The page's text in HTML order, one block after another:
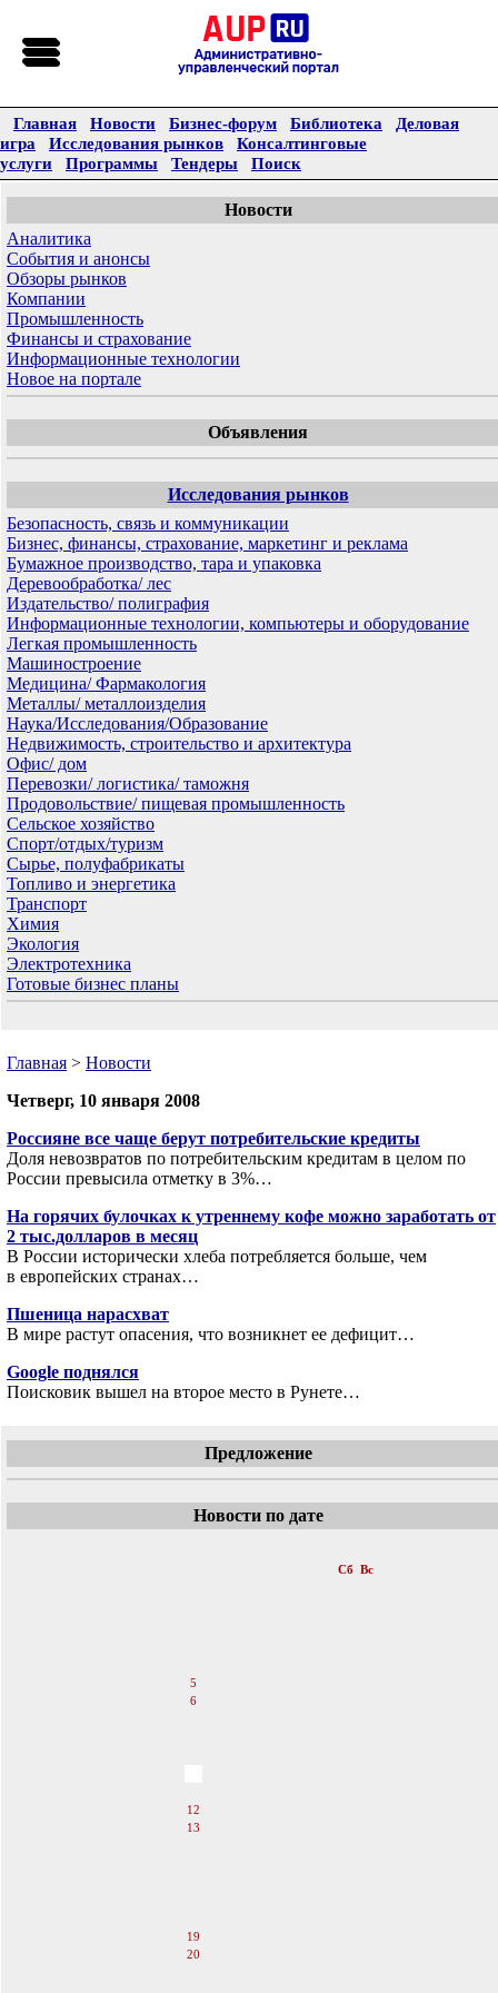
Главная Новости Бизнес-форум Библиотека
Деловая
игра
Исследования рынков
Консалтинговые
услуги
Программы Тендеры Поиск
Новости
Аналитика
События и анонсы
Обзоры рынков
Компании
Промышленность
Финансы и страхование
Информационные технологии
Новое на портале
Объявления
Исследования рынков
Безопасность, связь и коммуникации
Бизнес, финансы, страхование, маркетинг и реклама
Бумажное производство, тара и упаковка
Деревообработка/ лес
Издательство/ полиграфия
Информационные технологии, компьютеры и оборудование
Легкая промышленность
Машиностроение
Медицина/ Фармакология
Металлы/ металлоизделия
Наука/Исследования/Образование
Недвижимость, строительство и архитектура
Офис/ дом
Перевозки/ логистика/ таможня
Продовольствие/ пищевая промышленность
Сельское хозяйство
Спорт/отдых/туризм
Сырье, полуфабрикаты
Топливо и энергетика
Транспорт
Химия
Экология
Электротехника
Готовые бизнес планы
Главная > Новости
Четверг, 10 января 2008
Россияне все чаще берут потребительские кредиты
Доля невозвратов по потребительским кредитам в целом по
России превысила отметку в 3%…
На горячих булочках к утреннему кофе можно заработать от
2 тыс.долларов в месяц
В России исторически хлеба потребляется больше, чем
в европейских странах…
Пшеница нарасхват
В мире растут опасения, что возникнет ее дефицит…
Google поднялся
Поисковик вышел на второе место в Рунете…
Предложение
Новости по дате
Сб Вс
5
6
12
13
19
20